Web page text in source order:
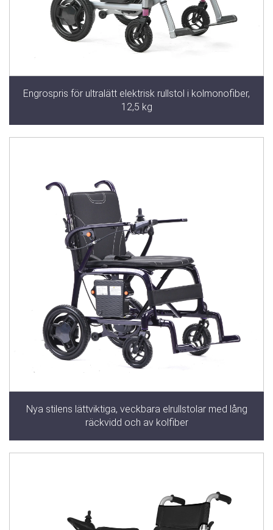
Engrospris för ultralätt elektrisk rullstol i kolmonofiber,
12,5 kg
Nya stilens lättviktiga, veckbara elrullstolar med lång
räckvidd och av kolfiber